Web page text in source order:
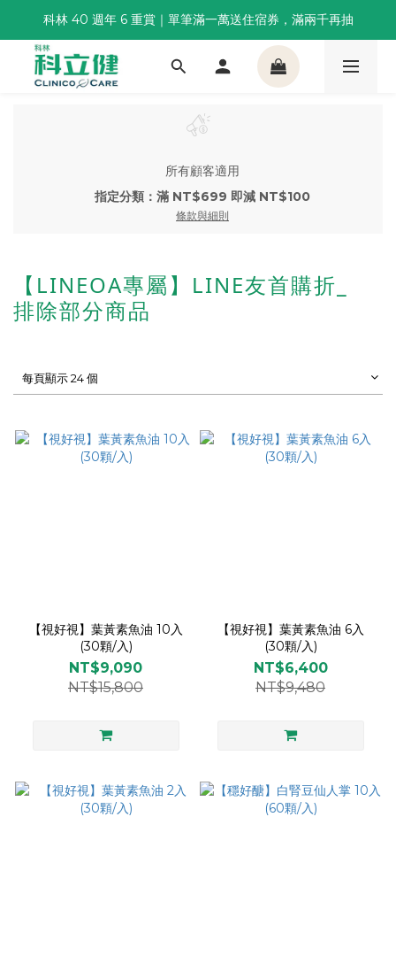
董事長推薦保養組合｜體驗價 $1,800 起，最高享 6 折
科林 40 週年 6 重賞｜單筆滿一萬送住宿券，滿兩千再抽
🌙覺好眠全新升級 | 10入體驗組限時$359，感受放鬆入睡
所有顧客適用
指定分類：滿 NT$699 即減 NT$100
條款與細則
【LINEOA專屬】LINE友首購折_
排除部分商品
每頁顯示 24 個
【視好視】葉黃素魚油 10入
(30顆/入)
NT$9,090
NT$15,800
【視好視】葉黃素魚油 6入
(30顆/入)
NT$6,400
NT$9,480